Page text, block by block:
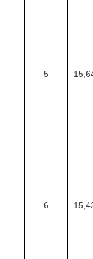
5
6